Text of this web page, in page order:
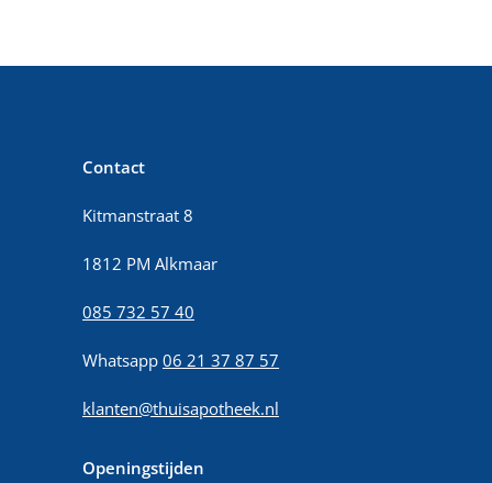
Contact
Kitmanstraat 8
1812 PM Alkmaar
085 732 57 40
Whatsapp06 21 37 87 57
klanten@thuisapotheek.nl
Openingstijden